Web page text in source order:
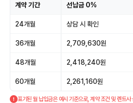
계약 기간 선납금 0%
24개월 상담 시 확인
36개월 2,709,630원
48개월 2,418,240원
60개월 2,261,160원
표기된 월 납입금은 예시 기준으로, 계약 조건 및 렌트